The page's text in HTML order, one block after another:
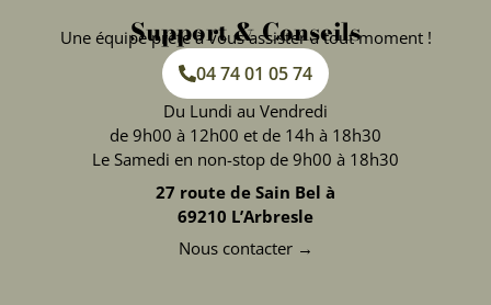
Support & Conseils
Une équipe prête à vous assister à tout moment !
04 74 01 05 74
Du Lundi au Vendredi
de 9h00 à 12h00 et de 14h à 18h30
Le Samedi en non-stop de 9h00 à 18h30
27 route de Sain Bel à
69210 L’Arbresle
Nous contacter →